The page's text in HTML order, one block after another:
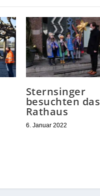
Sternsinger
besuchten das
Rathaus
6. Januar 2022